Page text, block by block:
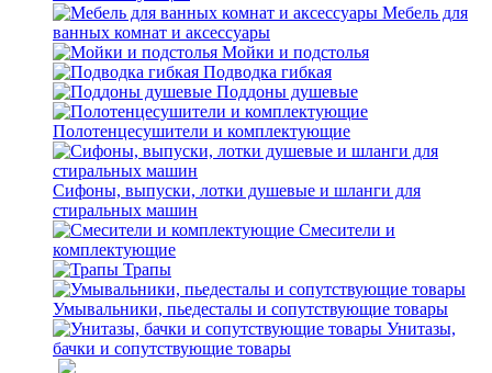
Мебель для
ванных комнат и аксессуары
Мойки и подстолья
Подводка гибкая
Поддоны душевые
Полотенцесушители и комплектующие
Сифоны, выпуски, лотки душевые и шланги для
стиральных машин
Смесители и
комплектующие
Трапы
Умывальники, пьедесталы и сопутствующие товары
Унитазы,
бачки и сопутствующие товары